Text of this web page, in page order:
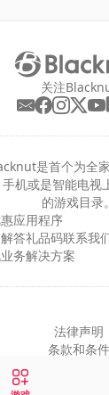
关注
是首个为全
机或是智能电视
的游戏目录。
应用程序
答礼品码联系我
业务解决方案
法律声明
条款和条件